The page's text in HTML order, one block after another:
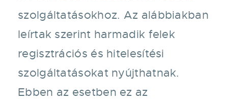
szolgáltatásokhoz. Az alábbiakban
leírtak szerint harmadik felek
regisztrációs és hitelesítési
szolgáltatásokat nyújthatnak.
Ebben az esetben ez az